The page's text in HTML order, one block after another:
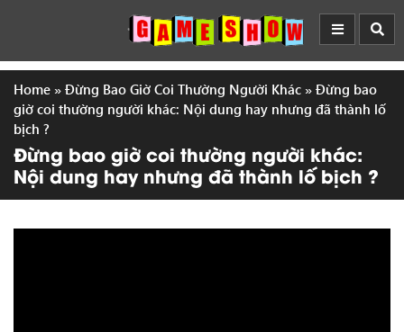
Home » Đừng Bao Giờ Coi Thường Người Khác » Đừng bao
giờ coi thường người khác: Nội dung hay nhưng đã thành lố
bịch ?
Đừng bao giờ coi thường người khác:
Nội dung hay nhưng đã thành lố bịch ?